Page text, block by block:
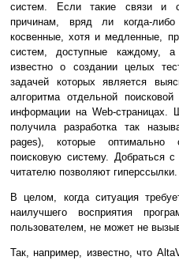
систем. Если такие связи и
причинам, вряд ли когда-
косвенные, хотя и медленные,
систем, доступные каждому, а
известно о создании целых
задачей которых является
алгоритма отдельной
информации на Web-страницах.
получила разработка так
pages), которые оптимально
поисковую систему. Добраться
читателю позволяют гиперссылки.
В целом, когда ситуация
наилучшего восприятия
пользователем, не может не
Так, например, известно, что